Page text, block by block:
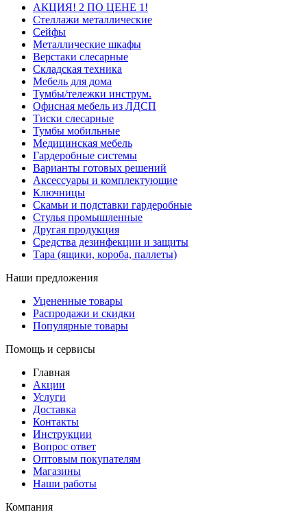
АКЦИЯ! 2 ПО ЦЕНЕ 1!
Стеллажи металлические
Сейфы
Металлические шкафы
Верстаки слесарные
Складская техника
Мебель для дома
Тумбы/тележки инструм.
Офисная мебель из ЛДСП
Тиски слесарные
Тумбы мобильные
Медицинская мебель
Гардеробные системы
Варианты готовых решений
Аксессуары и комплектующие
Ключницы
Скамьи и подставки гардеробные
Стулья промышленные
Другая продукция
Средства дезинфекции и защиты
Тара (ящики, короба, паллеты)
Наши предложения
Уцененные товары
Распродажи и скидки
Популярные товары
Помощь и сервисы
Главная
Акции
Услуги
Доставка
Контакты
Инструкции
Вопрос ответ
Оптовым покупателям
Магазины
Наши работы
Компания